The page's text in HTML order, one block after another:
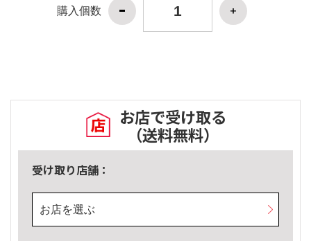
購入個数
お店で受け取る
（送料無料）
受け取り店舗：
お店を選ぶ